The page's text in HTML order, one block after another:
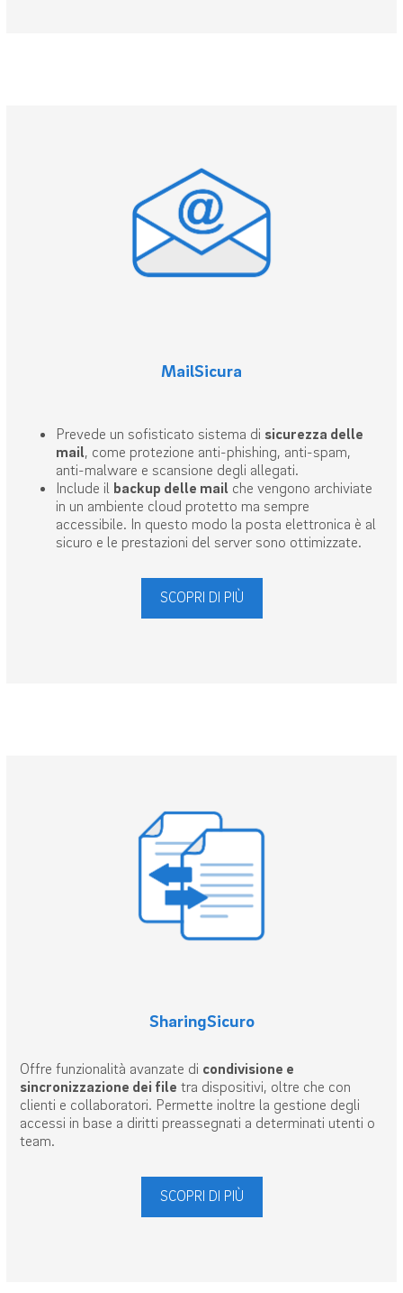
MailSicura
Prevede un sofisticato sistema di sicurezza delle
mail, come protezione anti-phishing, anti-spam,
anti-malware e scansione degli allegati.
Include il backup delle mail che vengono archiviate
in un ambiente cloud protetto ma sempre
accessibile. In questo modo la posta elettronica è al
sicuro e le prestazioni del server sono ottimizzate.
SCOPRI DI PIÙ
SharingSicuro
Offre funzionalità avanzate di condivisione e
sincronizzazione dei file tra dispositivi, oltre che con
clienti e collaboratori. Permette inoltre la gestione degli
accessi in base a diritti preassegnati a determinati utenti o
team.
SCOPRI DI PIÙ